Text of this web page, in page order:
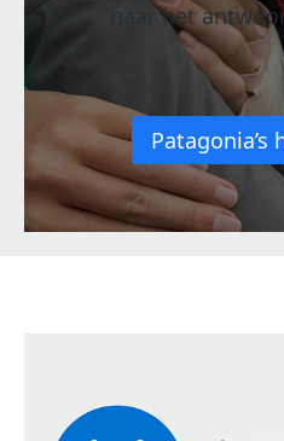
naar het
Patagonia’s